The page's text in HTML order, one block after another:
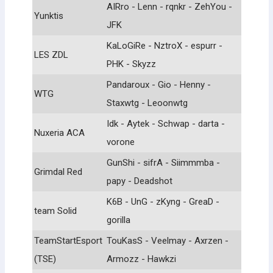
Yunktis
AIRro - Lenn - rqnkr - ZehYou -
JFK
LES ZDL
KaLoGiRe - NztroX - espurr -
PHK - Skyzz
WTG
Pandaroux - Gio - Henny -
Staxwtg - Leoonwtg
Nuxeria ACA
Idk - Aytek - Schwap - darta -
vorone
Grimdal Red
GunShi - sifrA - Siimmmba -
papy - Deadshot
team Solid
K6B - UnG - zKyng - GreaD -
gorilla
TeamStartEsport
(TSE)
TouKasS - Veelmay - Axrzen -
Armozz - Hawkzi